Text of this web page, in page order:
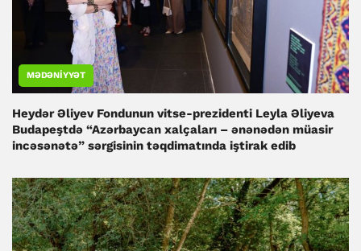
MƏDƏNIYYƏT
Heydər Əliyev Fondunun vitse-prezidenti Leyla Əliyeva
Budapeştdə “Azərbaycan xalçaları – ənənədən müasir
incəsənətə” sərgisinin təqdimatında iştirak edib